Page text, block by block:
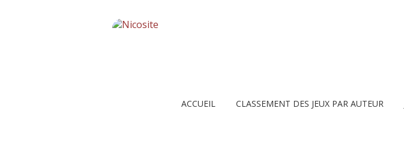
ACCUEIL CLASSEMENT DES JEUX PAR AUTEUR